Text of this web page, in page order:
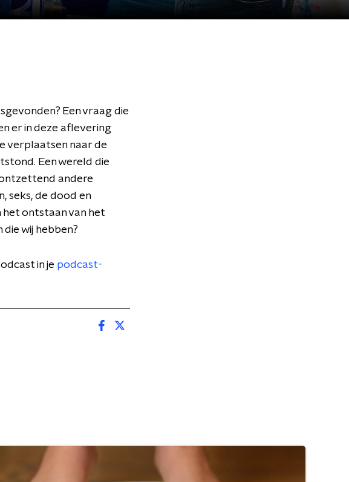
Een vraag die
er in deze aflevering
verplaatsen naar de
Een wereld die
andere
seks, de dood en
het ontstaan van het
wij hebben?
in je podcast-